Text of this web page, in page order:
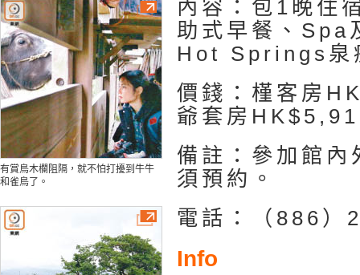
有賞鳥木欄阻隔，就不怕打擾到牛牛
和雀鳥了。
內容：包1晚住
助式早餐、Spa
Hot Springs泉
價錢：槿客房
爺套房
備註：參加館內
須預約。
電話：（886
Info